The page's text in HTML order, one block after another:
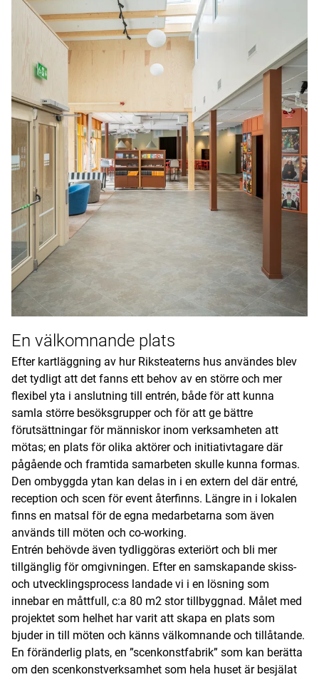
En välkomnande plats
Efter kartläggning av hur Riksteaterns hus användes blev
det tydligt att det fanns ett behov av en större och mer
flexibel yta i anslutning till entrén, både för att kunna
samla större besöksgrupper och för att ge bättre
förutsättningar för människor inom verksamheten att
mötas; en plats för olika aktörer och initiativtagare där
pågående och framtida samarbeten skulle kunna formas.
Den ombyggda ytan kan delas in i en extern del där entré,
reception och scen för event återfinns. Längre in i lokalen
finns en matsal för de egna medarbetarna som även
används till möten och co-working.
Entrén behövde även tydliggöras exteriört och bli mer
tillgänglig för omgivningen. Efter en samskapande skiss-
och utvecklingsprocess landade vi i en lösning som
innebar en måttfull, c:a 80 m2 stor tillbyggnad. Målet med
projektet som helhet har varit att skapa en plats som
bjuder in till möten och känns välkomnande och tillåtande.
En föränderlig plats, en ”scenkonstfabrik” som kan berätta
om den scenkonstverksamhet som hela huset är besjälat